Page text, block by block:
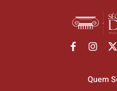
Quem